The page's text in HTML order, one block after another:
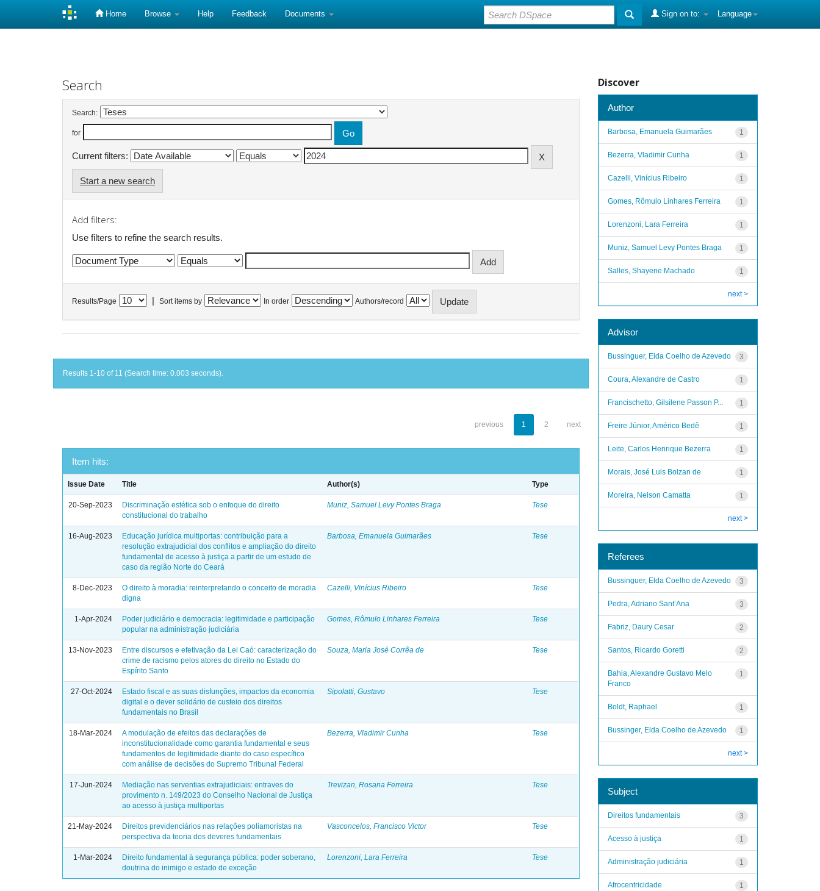
Home Browse Help Feedback Documents Language
Sign on to:
Search
Search:
for
Current filters:
Start a new search
Add filters:
Use filters to refine the search results.
Results/Page Sort items by In order Authors/record
Results 1-10 of 11 (Search time: 0.003 seconds).
previous 1 2 next
Item hits:
Issue Date Title Author(s) Type
20-Sep-2023
Discriminação estética sob o enfoque do direito
constitucional do trabalho
Muniz, Samuel Levy Pontes Braga Tese
16-Aug-2023
Educação jurídica multiportas: contribuição para a
resolução extrajudicial dos conflitos e ampliação do direito
fundamental de acesso à justiça a partir de um estudo de
caso da região Norte do Ceará
Barbosa, Emanuela Guimarães Tese
8-Dec-2023
O direito à moradia: reinterpretando o conceito de moradia
digna
Cazelli, Vinícius Ribeiro Tese
1-Apr-2024
Poder judiciário e democracia: legitimidade e participação
popular na administração judiciária
Gomes, Rômulo Linhares Ferreira Tese
13-Nov-2023
Entre discursos e efetivação da Lei Caó: caracterização do
crime de racismo pelos atores do direito no Estado do
Espírito Santo
Souza, Maria José Corrêa de Tese
27-Oct-2024
Estado fiscal e as suas disfunções, impactos da economia
digital e o dever solidário de custeio dos direitos
fundamentais no Brasil
Sipolatti, Gustavo Tese
18-Mar-2024
A modulação de efeitos das declarações de
inconstitucionalidade como garantia fundamental e seus
fundamentos de legitimidade diante do caso específico
com análise de decisões do Supremo Tribunal Federal
Bezerra, Vladimir Cunha Tese
17-Jun-2024
Mediação nas serventias extrajudiciais: entraves do
provimento n. 149/2023 do Conselho Nacional de Justiça
ao acesso à justiça multiportas
Trevizan, Rosana Ferreira Tese
21-May-2024
Direitos previdenciários nas relações poliamoristas na
perspectiva da teoria dos deveres fundamentais
Vasconcelos, Francisco Victor Tese
1-Mar-2024
Direito fundamental à segurança pública: poder soberano,
doutrina do inimigo e estado de exceção
Lorenzoni, Lara Ferreira Tese
Discover
Author
1
Barbosa, Emanuela Guimarães
1
Bezerra, Vladimir Cunha
1
Cazelli, Vinícius Ribeiro
1
Gomes, Rômulo Linhares Ferreira
1
Lorenzoni, Lara Ferreira
1
Muniz, Samuel Levy Pontes Braga
1
Salles, Shayene Machado
next >
Advisor
3
Bussinguer, Elda Coelho de Azevedo
1
Coura, Alexandre de Castro
1
Francischetto, Gilsilene Passon P...
1
Freire Júnior, Américo Bedê
1
Leite, Carlos Henrique Bezerra
1
Morais, José Luis Bolzan de
1
Moreira, Nelson Camatta
next >
Referees
3
Bussinguer, Elda Coelho de Azevedo
3
Pedra, Adriano Sant’Ana
2
Fabriz, Daury Cesar
2
Santos, Ricardo Goretti
1
Bahia, Alexandre Gustavo Melo
Franco
1
Boldt, Raphael
1
Bussinger, Elda Coelho de Azevedo
next >
Subject
3
Direitos fundamentais
1
Acesso à justiça
1
Administração judiciária
1
Afrocentricidade